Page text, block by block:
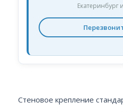
Екатеринбург
Стеновое крепление